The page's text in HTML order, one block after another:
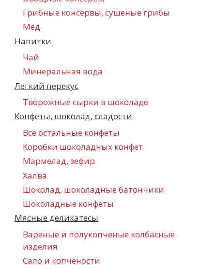
Грибные консервы, сушеные грибы
Мед
Напитки
Чай
Минеральная вода
Легкий перекус
Творожные сырки в шоколаде
Конфеты, шоколад, сладости
Все остальные конфеты
Коробки шоколадных конфет
Мармелад, зефир
Халва
Шоколад, шоколадные батончики
Шоколадные конфеты
Мясные деликатесы
Вареные и полукопченые колбасные
изделия
Сало и копчености